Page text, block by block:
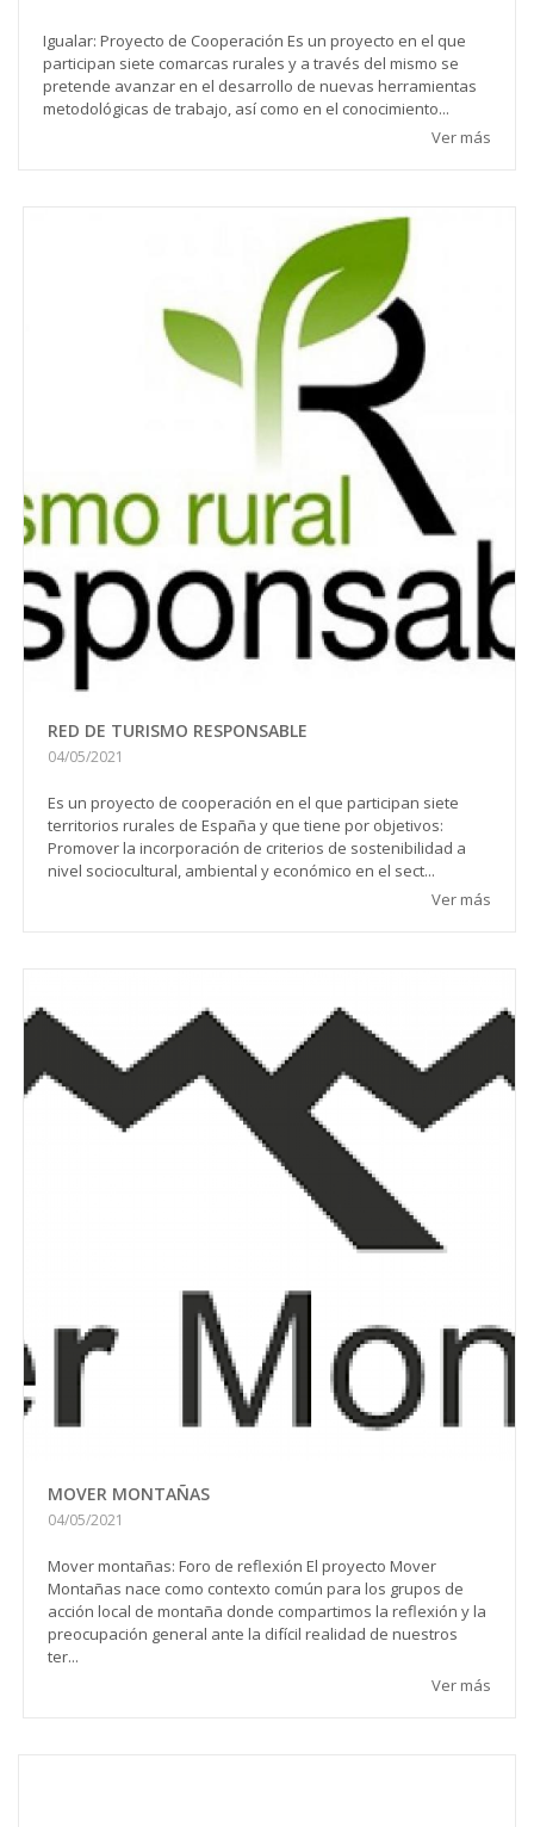
Igualar: Proyecto de Cooperación Es un proyecto en el que
participan siete comarcas rurales y a través del mismo se
pretende avanzar en el desarrollo de nuevas herramientas
metodológicas de trabajo, así como en el conocimiento...
Ver más
RED DE TURISMO RESPONSABLE
04/05/2021
Es un proyecto de cooperación en el que participan siete
territorios rurales de España y que tiene por objetivos:
Promover la incorporación de criterios de sostenibilidad a
nivel sociocultural, ambiental y económico en el sect...
Ver más
MOVER MONTAÑAS
04/05/2021
Mover montañas: Foro de reflexión El proyecto Mover
Montañas nace como contexto común para los grupos de
acción local de montaña donde compartimos la reflexión y la
preocupación general ante la difícil realidad de nuestros
ter...
Ver más